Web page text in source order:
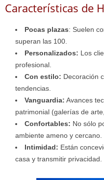
Características de
Pocas plazas: Suelen
superan las 100.
Personalizados: Los
profesional.
Con estilo: Decoración
tendencias.
Vanguardia: Avances
patrimonial (galerías de
Confortables: No sólo
ambiente ameno y cercano.
Intimidad: Están
casa y transmitir privacidad.